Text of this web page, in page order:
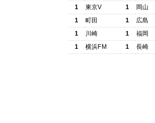
1
東京V 1
岡山
1
町田 1
広島
1
川崎 1
福岡
1
横浜FM 1 長崎